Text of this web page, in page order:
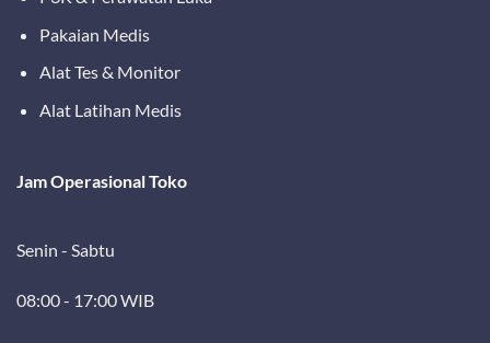
Pakaian Medis
Alat Tes & Monitor
Alat Latihan Medis
Jam Operasional Toko
Senin - Sabtu
08:00 - 17:00 WIB